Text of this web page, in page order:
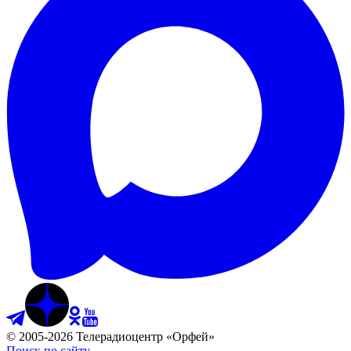
© 2005-2026 Телерадиоцентр «Орфей»